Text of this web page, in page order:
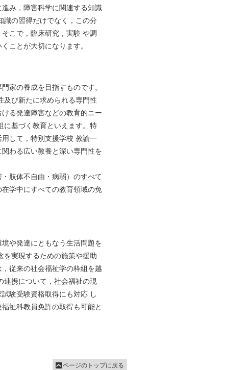
み，障害科学に関連する知識
識の習得だけでなく，この分
こで，臨床研究，実験 や調
ことが大切になります。
家の養成を目指すものです。
及び新たに求められる専門性
る発達障害などの教育的ニー
に基づく教育といえます。特
して，特別支援学校 教諭一
わる広い教養と深い専門性を
肢体不自由・病弱）のすべて
学中にすべての教育領域の免
や発達にともなう生活問題を
を実現するための施策や援助
従来の社会福祉学の枠組を越
連携について，社会福祉の現
験受験資格取得にも対応 し
祉科教員免許の取得も可能と
ページのトップに戻る